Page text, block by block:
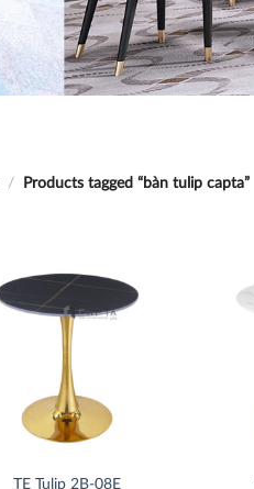
/ Products tagged “bàn tulip capta”
TE Tulip 2B-08E